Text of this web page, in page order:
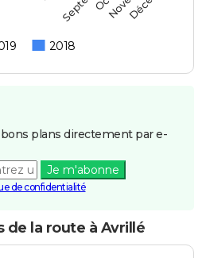
2018
plans directement par e-
Je m'abonne
de confidentialité
la route à Avrillé